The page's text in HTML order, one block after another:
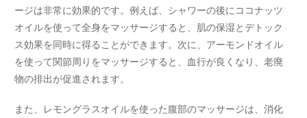
ージは非常に効果的です。例えば、シャワーの後にココナッツ
オイルを使って全身をマッサージすると、肌の保湿とデトック
ス効果を同時に得ることができます。次に、アーモンドオイル
を使って関節周りをマッサージすると、血行が良くなり、老廃
物の排出が促進されます。
また、レモングラスオイルを使った腹部のマッサージは、消化